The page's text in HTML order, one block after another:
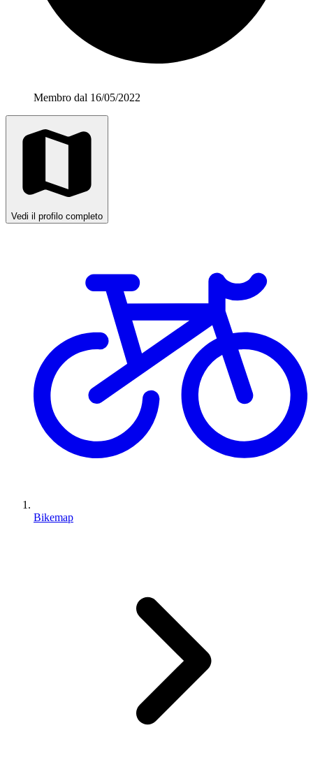
Membro dal 16/05/2022
Vedi il profilo completo
Bikemap